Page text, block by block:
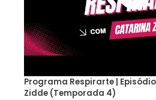
Programa Respirarte |
Zidde (Temporada 4)